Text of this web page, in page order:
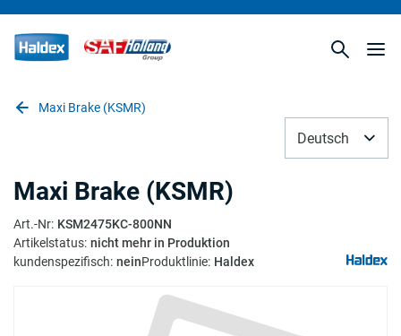
Maxi Brake (KSMR)
Deutsch
Maxi Brake (KSMR)
Art.-Nr: KSM2475KC-800NN
Artikelstatus: nicht mehr in Produktion
kundenspezifisch: neinProduktlinie: Haldex